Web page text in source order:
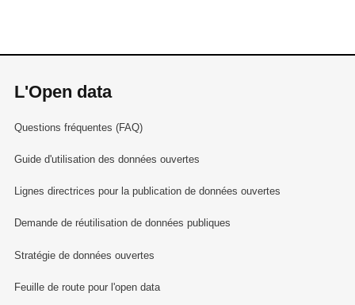
L'Open data
Questions fréquentes (FAQ)
Guide d'utilisation des données ouvertes
Lignes directrices pour la publication de données ouvertes
Demande de réutilisation de données publiques
Stratégie de données ouvertes
Feuille de route pour l'open data